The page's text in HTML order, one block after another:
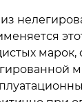
из
марок,